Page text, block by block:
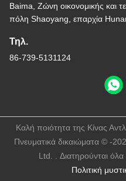
Baima, Ζώνη οικονομικής και
πόλη Shaoyang, επαρχία
Τηλ.
86-739-5131124
Πολιτική
Καλή ποιότητα της Κίνας
Πνευματικά δικαιώματα © -
Ltd. . Διατηρούνται όλα